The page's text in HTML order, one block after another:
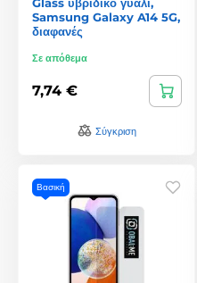
Samsung Galaxy A14 5G,
διαφανές
Σε απόθεμα
7,74 €
Σύγκριση
Βασική